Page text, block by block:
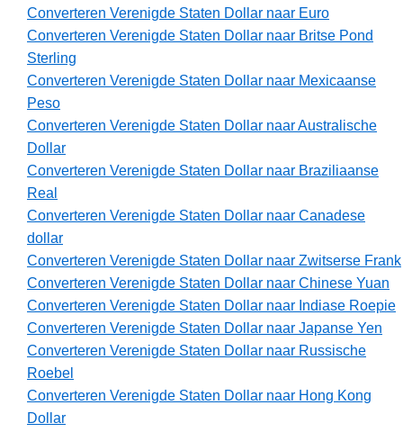
Converteren Verenigde Staten Dollar naar Euro
Converteren Verenigde Staten Dollar naar Britse Pond
Sterling
Converteren Verenigde Staten Dollar naar Mexicaanse
Peso
Converteren Verenigde Staten Dollar naar Australische
Dollar
Converteren Verenigde Staten Dollar naar Braziliaanse
Real
Converteren Verenigde Staten Dollar naar Canadese
dollar
Converteren Verenigde Staten Dollar naar Zwitserse Frank
Converteren Verenigde Staten Dollar naar Chinese Yuan
Converteren Verenigde Staten Dollar naar Indiase Roepie
Converteren Verenigde Staten Dollar naar Japanse Yen
Converteren Verenigde Staten Dollar naar Russische
Roebel
Converteren Verenigde Staten Dollar naar Hong Kong
Dollar